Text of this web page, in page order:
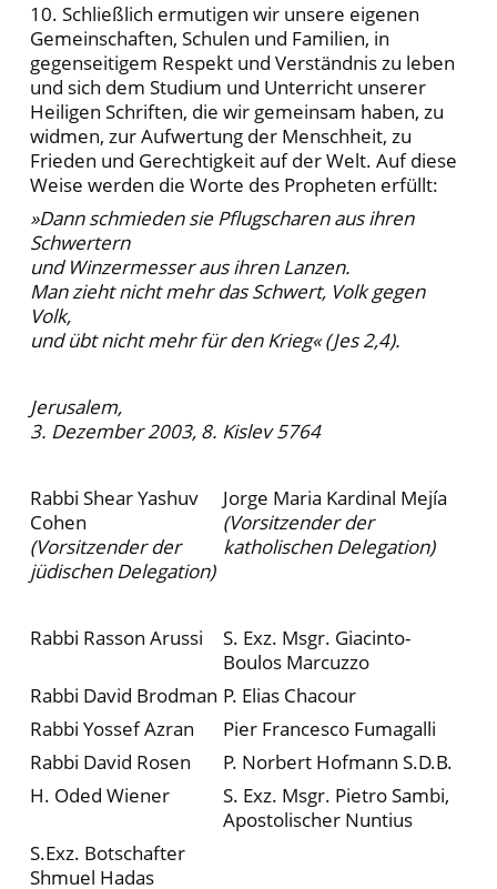
10. Schließlich ermutigen wir unsere eigenen
Gemeinschaften, Schulen und Familien, in
gegenseitigem Respekt und Verständnis zu leben
und sich dem Studium und Unterricht unserer
Heiligen Schriften, die wir gemeinsam haben, zu
widmen, zur Aufwertung der Menschheit, zu
Frieden und Gerechtigkeit auf der Welt. Auf diese
Weise werden die Worte des Propheten erfüllt:
»Dann schmieden sie Pflugscharen aus ihren
Schwertern
und Winzermesser aus ihren Lanzen.
Man zieht nicht mehr das Schwert, Volk gegen
Volk,
und übt nicht mehr für den Krieg« (Jes 2,4).
Jerusalem,
3. Dezember 2003, 8. Kislev 5764
Rabbi Shear Yashuv
Cohen
(Vorsitzender der
jüdischen Delegation)
Jorge Maria Kardinal Mejía
(Vorsitzender der
katholischen Delegation)
Rabbi Rasson Arussi
S. Exz. Msgr. Giacinto-
Boulos Marcuzzo
Rabbi David Brodman P. Elias Chacour
Rabbi Yossef Azran
Pier Francesco Fumagalli
Rabbi David Rosen
P. Norbert Hofmann S.D.B.
H. Oded Wiener
S. Exz. Msgr. Pietro Sambi,
Apostolischer Nuntius
S.Exz. Botschafter
Shmuel Hadas